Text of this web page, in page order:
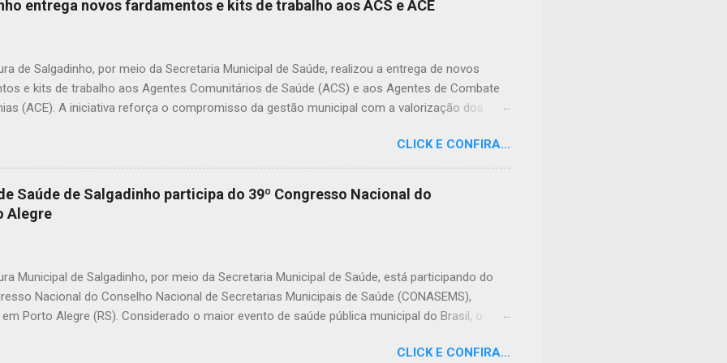
e até crianças que, porventura, tenham contato com substâncias tóxicas deixadas em
anos, além de mult...
entrega novos fardamentos e kits de trabalho aos ACS e ACE
de Salgadinho, por meio da Secretaria Municipal de Saúde, realizou a entrega de novos
e kits de trabalho aos Agentes Comunitários de Saúde (ACS) e aos Agentes de Combate
(ACE). A iniciativa reforça o compromisso da gestão municipal com a valorização dos
das famílias em todas as comunidades do município. Os kits foram preparados para
mais organização, identificação e melhores condições de trabalho, contribuindo para o
das ações desenvolvidas diariamente pelos agentes. Durante a entrega, o prefeito Erivan
a importância de investir nos profissionais que estão na linha de frente da saúde pública.
nossos agentes é reconhecer o papel essencial que eles desempenham junto à população.
CLICK E CONFIRA...
Saúde de Salgadinho participa do 39º Congresso Nacional do
Alegre
Municipal de Salgadinho, por meio da Secretaria Municipal de Saúde, está participando do
Nacional do Conselho Nacional de Secretarias Municipais de Saúde (CONASEMS),
Porto Alegre (RS). Considerado o maior evento de saúde pública municipal do Brasil, o
desafios e avanços do Sistema Único de Saúde (SUS). Durante o evento, são promovidos
CLICK E CONFIRA...